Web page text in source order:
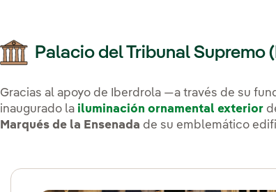
Palacio del Tribunal Supremo
Gracias al apoyo de Iberdrola —a través de su
inaugurado la iluminación ornamental exterior
Marqués de la Ensenada de su emblemático